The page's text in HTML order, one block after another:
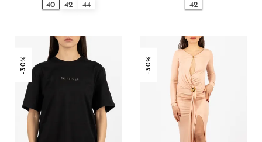
40 42 44 42
-30% -30%